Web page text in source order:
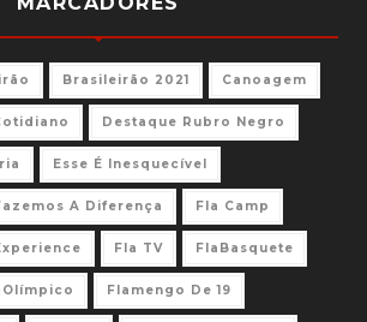
Brasileirão 2021 Canoagem
Destaque Rubro Negro
Esse É Inesquecível
A Diferença Fla Camp
Fla TV FlaBasquete
Flamengo De 19